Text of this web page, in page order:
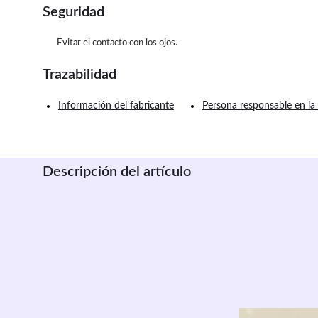
Seguridad
Evitar el contacto con los ojos.
Trazabilidad
Información del fabricante Persona responsable en la
Descripción del artículo